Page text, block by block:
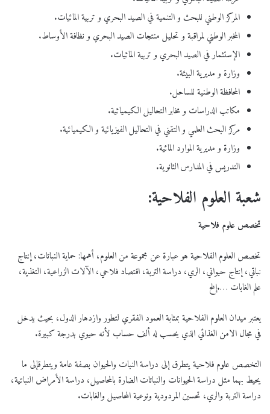
المركز الوطني للبحث و التنمية في الصيد البحري و تربية المائيات.
المخبر الوطني لمراقبة و تحليل منتجات الصيد البحري و نظافة الأوساط.
الإستثمار في الصيد البحري و تربية المائيات.
وزارة و مديرية البيئة.
المحافظة الوطنية للساحل.
مكاتب الدراسات و مخابر التحاليل الكيميائية.
مركز البحث العلمي و التقني في التحاليل الفيزيائية و الكيميائية.
وزارة و مديرية الموارد المائية.
التدريس في المدارس الثانوية.
شعبة العلوم الفلاحية:
تخصصعلوم فلاحية
تخصص العلوم الفلاحية هو عبارة عن مجموعة من العلوم، أهمها: حماية النباتات، إنتاج
نباتي، إنتاج حيواني، الري، دراسة التربة، اقتصاد فلاحي، الآلات الزراعية، التغذية،
علم الغابات ….إلخ
يعتبر ميدان العلوم الفلاحية بمثابة العمود الفقري لتطور وازدهار الدول، بحيث يدخل
في مجال الامن الغذائي الذي يحسب له ألف حساب لأنه حيوي بدرجة كبيرة.
التخصص علوم فلاحية يتطرق إلى دراسة النبات والحيوان بصفة عامة ويتطرقإلى ما
يحيط بهما مثل دراسة الحيوانات والنباتات الضارة بالمحاصيل، دراسة الأمراض النباتية،
دراسة التربة والري، تحسين المردودية ونوعية المحاصيل والغابات.